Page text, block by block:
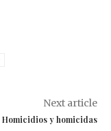
Next article
Homicidios y homicidas